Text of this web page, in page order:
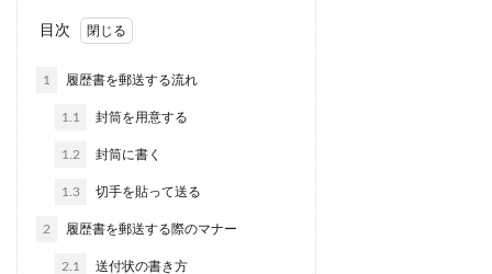
目次
1 履歴書を郵送する流れ
1.1 封筒を用意する
1.2 封筒に書く
1.3 切手を貼って送る
2 履歴書を郵送する際のマナー
2.1 送付状の書き方